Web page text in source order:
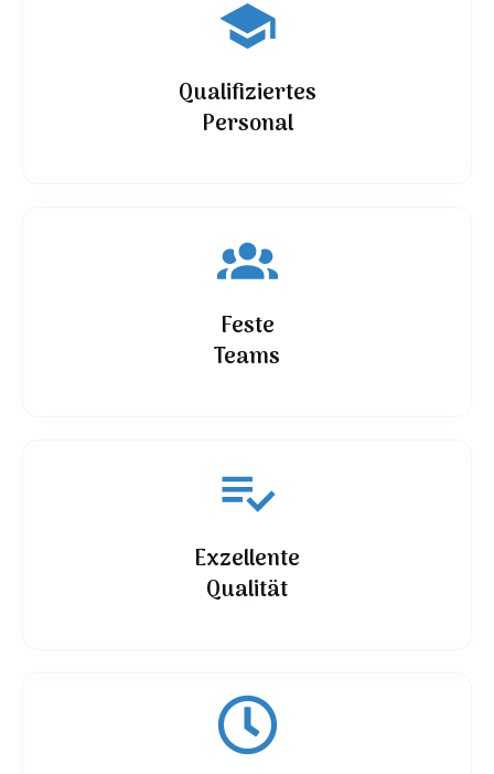
Qualifiziertes
Personal
Feste
Teams
Exzellente
Qualität